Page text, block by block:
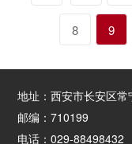
8 9
地址：西安市长安区
邮编：710199
电话：029-88498432